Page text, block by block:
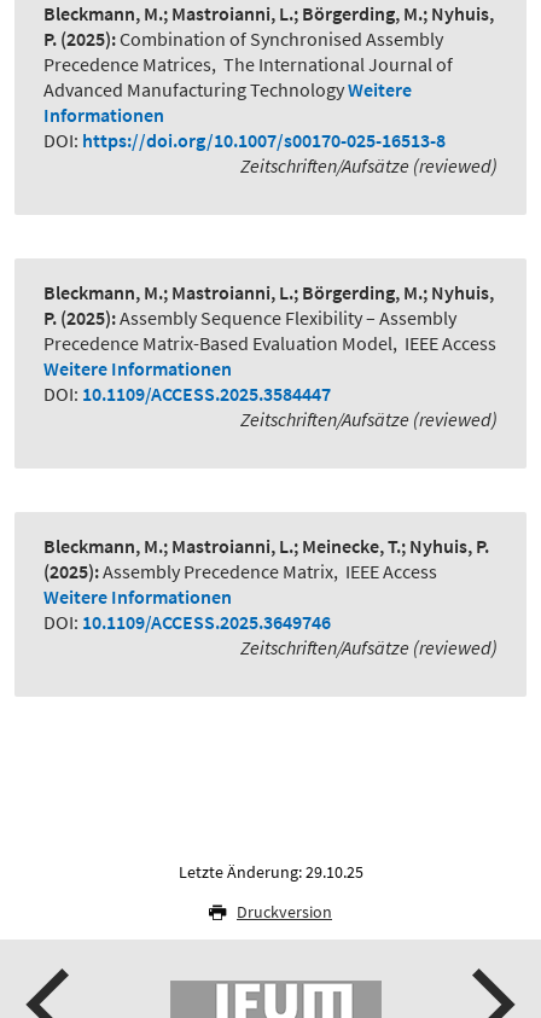
Bleckmann, M.; Mastroianni, L.; Börgerding, M.; Nyhuis,
P. (2025):Combination of Synchronised Assembly
Precedence Matrices, The International Journal of
Advanced Manufacturing TechnologyWeitere
Informationen
DOI: https://doi.org/10.1007/s00170-025-16513-8
Zeitschriften/Aufsätze (reviewed)
Bleckmann, M.; Mastroianni, L.; Börgerding, M.; Nyhuis,
P. (2025):Assembly Sequence Flexibility – Assembly
Precedence Matrix-Based Evaluation Model, IEEE Access
Weitere Informationen
DOI: 10.1109/ACCESS.2025.3584447
Zeitschriften/Aufsätze (reviewed)
Bleckmann, M.; Mastroianni, L.; Meinecke, T.; Nyhuis, P.
(2025):Assembly Precedence Matrix, IEEE Access
Weitere Informationen
DOI: 10.1109/ACCESS.2025.3649746
Zeitschriften/Aufsätze (reviewed)
Letzte Änderung: 29.10.25
Druckversion